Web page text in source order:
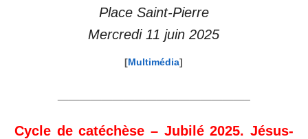
Place Saint-Pierre
Mercredi 11 juin 2025
[Multimédia]
Cycle de catéchèse – Jubilé 2025. Jésus-